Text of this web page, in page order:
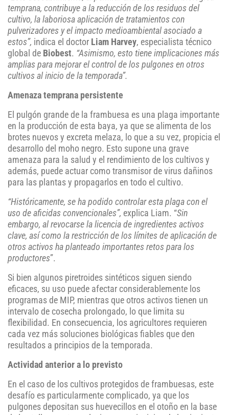
temprana, contribuye a la reducción de los residuos del
cultivo, la laboriosa aplicación de tratamientos con
pulverizadores y el impacto medioambiental asociado a
estos”, indica el doctor Liam Harvey, especialista técnico
global de Biobest. “Asimismo, esto tiene implicaciones más
amplias para mejorar el control de los pulgones en otros
cultivos al inicio de la temporada”.
Amenaza temprana persistente
El pulgón grande de la frambuesa es una plaga importante
en la producción de esta baya, ya que se alimenta de los
brotes nuevos y excreta melaza, lo que a su vez, propicia el
desarrollo del moho negro. Esto supone una grave
amenaza para la salud y el rendimiento de los cultivos y
además, puede actuar como transmisor de virus dañinos
para las plantas y propagarlos en todo el cultivo.
“Históricamente, se ha podido controlar esta plaga con el
uso de aficidas convencionales”, explica Liam. “Sin
embargo, al revocarse la licencia de ingredientes activos
clave, así como la restricción de los límites de aplicación de
otros activos ha planteado importantes retos para los
productores”.
Si bien algunos piretroides sintéticos siguen siendo
eficaces, su uso puede afectar considerablemente los
programas de MIP, mientras que otros activos tienen un
intervalo de cosecha prolongado, lo que limita su
flexibilidad. En consecuencia, los agricultores requieren
cada vez más soluciones biológicas fiables que den
resultados a principios de la temporada.
Actividad anterior a lo previsto
En el caso de los cultivos protegidos de frambuesas, este
desafío es particularmente complicado, ya que los
pulgones depositan sus huevecillos en el otoño en la base